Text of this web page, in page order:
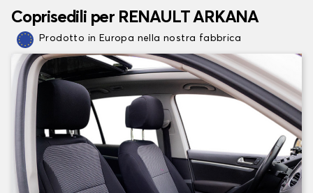
Coprisedili per RENAULT ARKANA
Prodotto in Europa nella nostra fabbrica